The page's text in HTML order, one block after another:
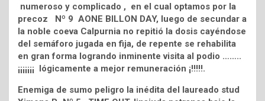
numeroso y complicado , en el cual optamos por la
precoz Nº 9 AONE BILLON DAY, luego de secundar a
la noble coeva Calpurnia no repitió la dosis cayéndose
del semáforo jugada en fija, de repente se rehabilita
en gran forma logrando inminente visita al podio ……..
¡¡¡¡¡¡¡ lógicamente a mejor remuneración ¡!!!!!.
Enemiga de sumo peligro la inédita del laureado stud